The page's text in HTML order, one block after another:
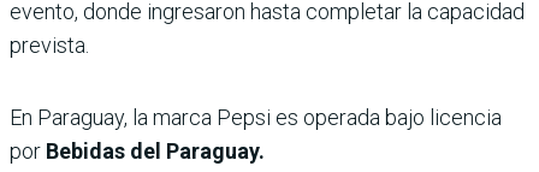
evento, donde ingresaron hasta completar la capacidad
prevista.
En Paraguay, la marca Pepsi es operada bajo licencia
por Bebidas del Paraguay.